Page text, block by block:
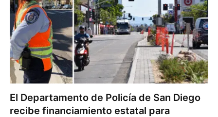
El Departamento de Policía de San Diego
recibe financiamiento estatal para